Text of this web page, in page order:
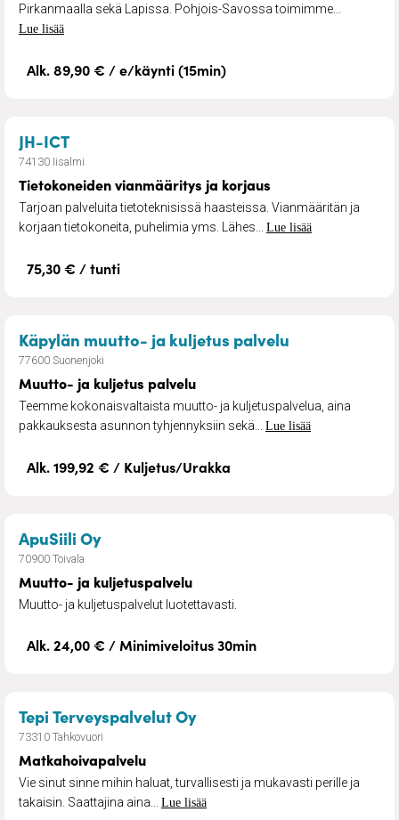
Pirkanmaalla sekä Lapissa. Pohjois-Savossa toimimme...
Lue lisää
Alk. 89,90 € / e/käynti (15min)
JH-ICT– Tietokoneiden vianmääritys ja korjaus
74130 Iisalmi
Tietokoneiden vianmääritys ja korjaus
Tarjoan palveluita tietoteknisissä haasteissa. Vianmääritän ja
korjaan tietokoneita, puhelimia yms. Lähes... Lue lisää
75,30 € / tunti
Käpylän muutto- ja kuljetus palvelu
77600 Suonenjoki
Muutto- ja kuljetus palvelu
Teemme kokonaisvaltaista muutto- ja kuljetuspalvelua, aina
pakkauksesta asunnon tyhjennyksiin sekä... Lue lisää
Alk. 199,92 € / Kuljetus/Urakka
ApuSiili Oy– Muutto- ja kuljetuspalvelu
70900 Toivala
Muutto- ja kuljetuspalvelu
Muutto- ja kuljetuspalvelut luotettavasti.
Alk. 24,00 € / Minimiveloitus 30min
Tepi Terveyspalvelut Oy– Matkahoivapalvelu
73310 Tahkovuori
Matkahoivapalvelu
Vie sinut sinne mihin haluat, turvallisesti ja mukavasti perille ja
takaisin. Saattajina aina... Lue lisää